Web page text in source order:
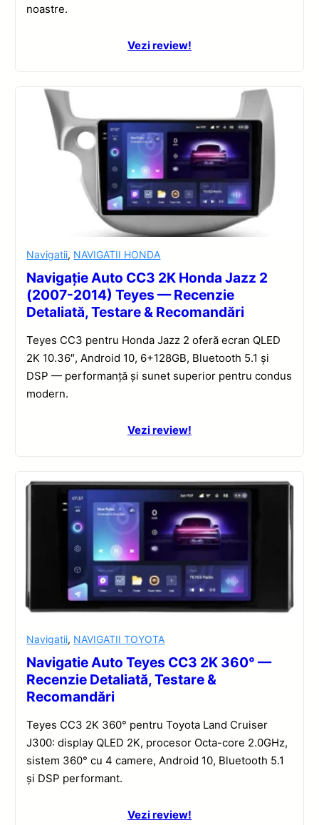
noastre.
Vezi review!
Navigatii, NAVIGATII HONDA
Navigație Auto CC3 2K Honda Jazz 2
(2007-2014) Teyes — Recenzie
Detaliată, Testare & Recomandări
Teyes CC3 pentru Honda Jazz 2 oferă ecran QLED
2K 10.36″, Android 10, 6+128GB, Bluetooth 5.1 și
DSP — performanță și sunet superior pentru condus
modern.
Vezi review!
Navigatii, NAVIGATII TOYOTA
Navigatie Auto Teyes CC3 2K 360° —
Recenzie Detaliată, Testare &
Recomandări
Teyes CC3 2K 360° pentru Toyota Land Cruiser
J300: display QLED 2K, procesor Octa-core 2.0GHz,
sistem 360° cu 4 camere, Android 10, Bluetooth 5.1
și DSP performant.
Vezi review!